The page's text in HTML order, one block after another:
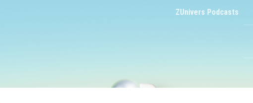
ZUnivers Podcasts